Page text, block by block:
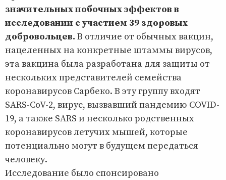
значительных побочных эффектов в
исследовании с участием 39 здоровых
добровольцев. В отличие от обычных вакцин,
нацеленных на конкретные штаммы вирусов,
эта вакцина была разработана для защиты от
нескольких представителей семейства
коронавирусов Сарбеко. В эту группу входят
SARS-CoV-2, вирус, вызвавший пандемию COVID-
19, а также SARS и несколько родственных
коронавирусов летучих мышей, которые
потенциально могут в будущем передаться
человеку.
Исследование было спонсировано